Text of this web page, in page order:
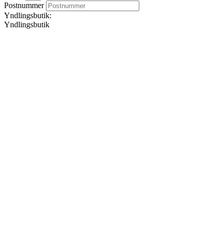
Postnummer
Yndlingsbutik:
Yndlingsbutik